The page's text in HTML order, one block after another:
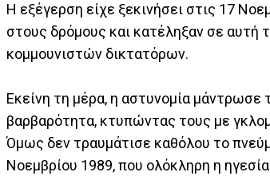
Η εξέγερση είχε ξεκινήσει στις 17
στους δρόμους και κατέληξαν σε αυτή
κομμουνιστών δικτατόρων.
Εκείνη τη μέρα, η αστυνομία
βαρβαρότητα, κτυπώντας τους με
Όμως δεν τραυμάτισε καθόλου το
Νοεμβρίου 1989, που ολόκληρη η